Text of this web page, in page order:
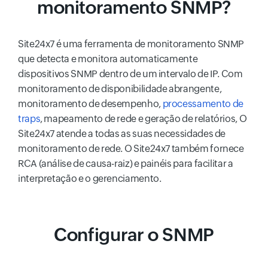
monitoramento SNMP?
Site24x7 é uma ferramenta de monitoramento SNMP
que detecta e monitora automaticamente
dispositivos SNMP dentro de um intervalo de IP. Com
monitoramento de disponibilidade abrangente,
monitoramento de desempenho, processamento de
traps, mapeamento de rede e geração de relatórios, O
Site24x7 atende a todas as suas necessidades de
monitoramento de rede. O Site24x7 também fornece
RCA (análise de causa-raiz) e painéis para facilitar a
interpretação e o gerenciamento.
Configurar o SNMP